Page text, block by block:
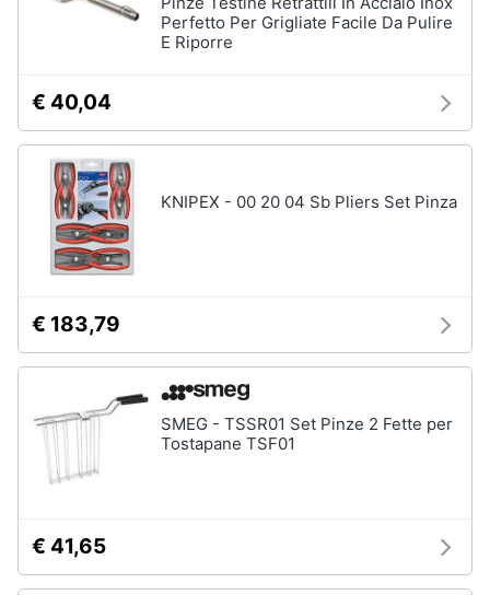
Perfetto Per Grigliate Facile Da Pulire
E Riporre
€ 40,04
KNIPEX - 00 20 04 Sb Pliers Set Pinza
€ 183,79
SMEG - TSSR01 Set Pinze 2 Fette per
Tostapane TSF01
€ 41,65